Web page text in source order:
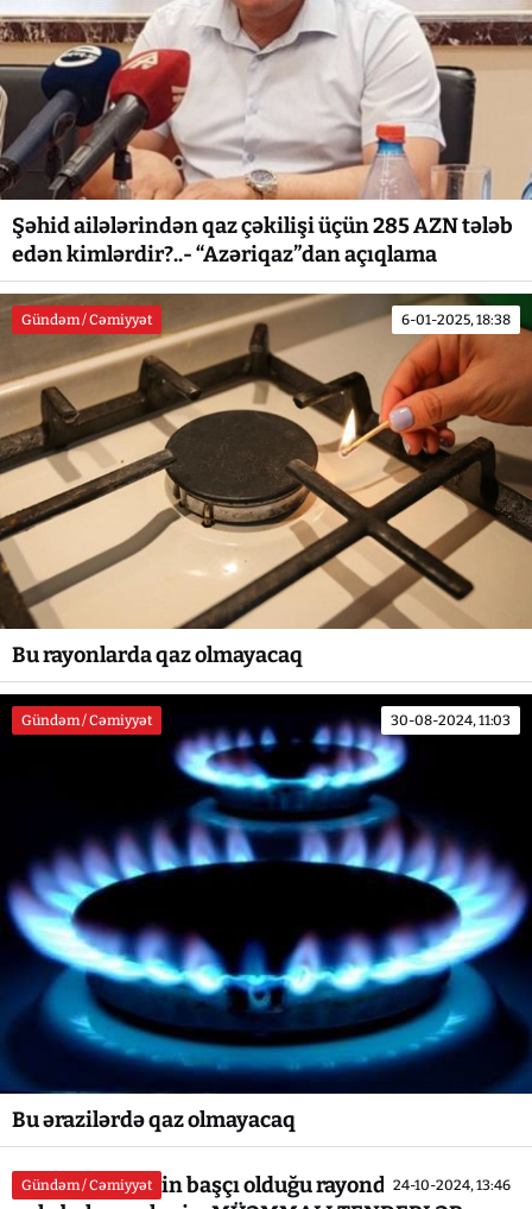
Şəhid ailələrindən qaz çəkilişi üçün 285 AZN tələb
edən kimlərdir?..- “Azəriqaz”dan açıqlama
Gündəm / Cəmiyyət 6-01-2025, 18:38
Bu rayonlarda qaz olmayacaq
Gündəm / Cəmiyyət 30-08-2024, 11:03
Bu ərazilərdə qaz olmayacaq
Gündəm / Cəmiyyət 24-10-2024, 13:46
Firdovsi Əliyevin başçı olduğu rayonda dövlətin